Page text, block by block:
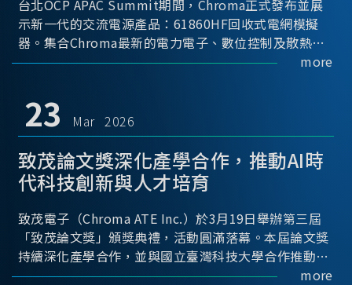
台北OCP APAC Summit期間，Chroma正式發布並展
示新一代的交流電源產品：61860HF回收式電網模擬
器。集合Chroma最新的電力電子、數位控制及散熱技
術，實現5U高度具備最大60kVA功率輸出能力，為業界
more
23 Mar 2026
致茂論文獎深化產學合作，推動AI時
代科技創新與人才培育
致茂電子（Chroma ATE Inc.）於3月19日舉辦第三屆
「致茂論文獎」頒獎典禮，活動圓滿落幕。本屆論文獎
持續深化產學合作，並與國立臺灣科技大學合作推動，
透過建立與產業需求緊密連結的交流平台，促進學術研
more